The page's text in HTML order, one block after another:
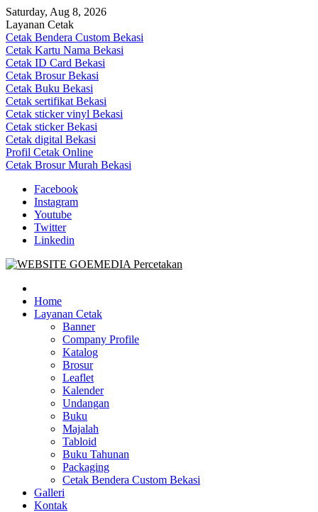
Skip
to
content
Saturday, Aug 8, 2026
Layanan Cetak
Cetak Bendera Custom Bekasi
Cetak Kartu Nama Bekasi
Cetak ID Card Bekasi
Cetak Brosur Bekasi
Cetak Buku Bekasi
Cetak sertifikat Bekasi
Cetak sticker vinyl Bekasi
Cetak sticker Bekasi
Cetak digital Bekasi
Profil Cetak Online
Cetak Brosur Murah Bekasi
Facebook
Instagram
Youtube
Twitter
Linkedin
Goe Media Percetakan | 0822-4439-5599 (Call/WA)
0822-4439-5599 (Call/WA) Percetakan jasa cetak banner buku yasin
invoice kartu nama label map nota spanduk stiker undangan
pernikahan murah online 24 jam
Home
Layanan Cetak
Banner
Company Profile
Katalog
Brosur
Leaflet
Kalender
Undangan
Buku
Majalah
Tabloid
Buku Tahunan
Packaging
Cetak Bendera Custom Bekasi
Galleri
Kontak